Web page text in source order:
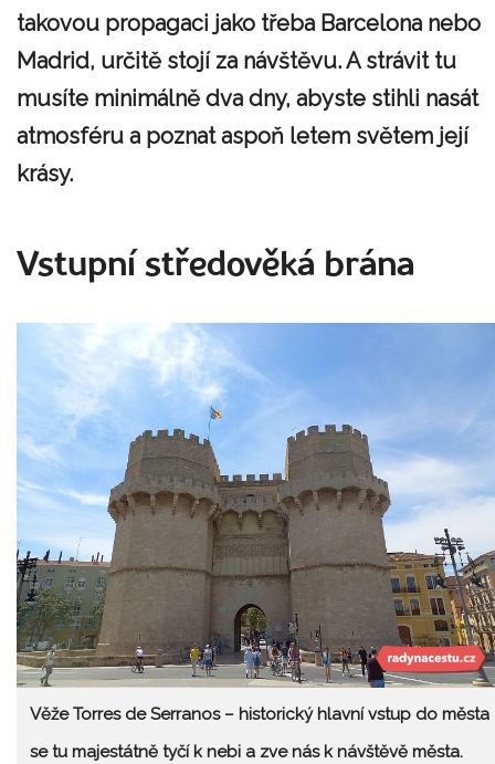
takovou propagaci jako třeba Barcelona nebo
Madrid, určitě stojí za návštěvu. A strávit tu
musíte minimálně dva dny, abyste stihli nasát
atmosféru a poznat aspoň letem světem její
krásy.
Vstupní středověká brána
Věže Torres de Serranos – historický hlavní vstup do města
se tu majestátně tyčí k nebi a zve nás k návštěvě města.